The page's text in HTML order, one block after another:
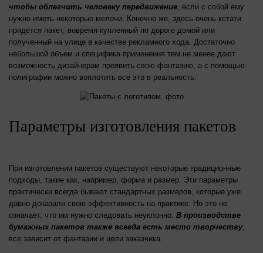
чтобы облегчить человеку передвижение , если с собой ему
нужно иметь некоторые мелочи. Конечно же, здесь очень кстати
придется пакет, вовремя купленный по дороге домой или
полученный на улице в качестве рекламного хода. Достаточно
небольшой объем и специфика применения тем не менее дают
возможность дизайнерам проявить свою фантазию, а с помощью
полиграфии можно воплотить все это в реальность.
Параметры изготовления пакетов
При изготовлении пакетов существуют некоторые традиционные
подходы, такие как, например, форма и размер. Эти параметры
практически всегда бывают стандартных размеров, которые уже
давно доказали свою эффективность на практике. Но это не
означает, что им нужно следовать неуклонно. В производстве
бумажных пакетов также всегда есть место творчеству,
все зависит от фантазии и цели заказчика.